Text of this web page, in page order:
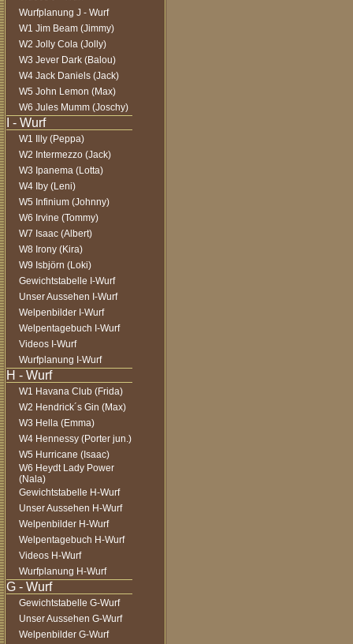
Wurfplanung J - Wurf
W1 Jim Beam (Jimmy)
W2 Jolly Cola (Jolly)
W3 Jever Dark (Balou)
W4 Jack Daniels (Jack)
W5 John Lemon (Max)
W6 Jules Mumm (Joschy)
W1 Illy (Peppa)
W2 Intermezzo (Jack)
W3 Ipanema (Lotta)
W4 Iby (Leni)
W5 Infinium (Johnny)
W6 Irvine (Tommy)
W7 Isaac (Albert)
W8 Irony (Kira)
W9 Isbjörn (Loki)
Gewichtstabelle I-Wurf
Unser Aussehen I-Wurf
Welpenbilder I-Wurf
Welpentagebuch I-Wurf
Videos I-Wurf
Wurfplanung I-Wurf
W1 Havana Club (Frida)
W2 Hendrick´s Gin (Max)
W3 Hella (Emma)
W4 Hennessy (Porter jun.)
W5 Hurricane (Isaac)
W6 Heydt Lady Power
(Nala)
Gewichtstabelle H-Wurf
Unser Aussehen H-Wurf
Welpenbilder H-Wurf
Welpentagebuch H-Wurf
Videos H-Wurf
Wurfplanung H-Wurf
Gewichtstabelle G-Wurf
Unser Aussehen G-Wurf
Welpenbilder G-Wurf